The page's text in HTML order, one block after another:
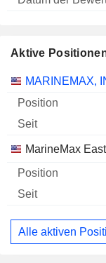
Aktive
Unternehmen
MARINEMAX,
MarineMax
Alle aktiven